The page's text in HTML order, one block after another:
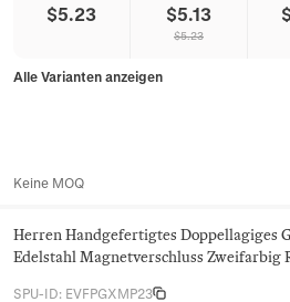
$5.23 $5.13
$5.23
$
Alle Varianten anzeigen
Keine MOQ
Herren Handgefertigtes Doppellagiges
Edelstahl Magnetverschluss Zweifarbig
SPU-ID: EVFPGXMP23